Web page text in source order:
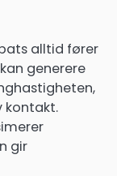
alltid fører
generere
kontakt.
gir